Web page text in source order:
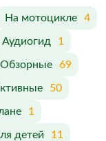
На мотоцикле 4
Аудиогид 1
Обзорные 69
50
1
детей 11